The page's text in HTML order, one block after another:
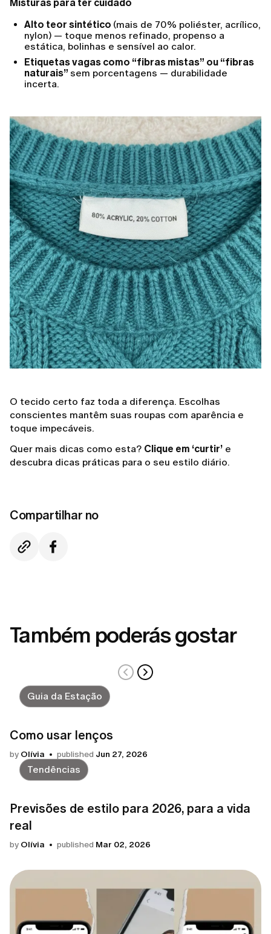
Misturas para ter cuidado
Alto teor sintético (mais de 70% poliéster, acrílico,
nylon) — toque menos refinado, propenso a
estática, bolinhas e sensível ao calor.
Etiquetas vagas como “fibras mistas” ou “fibras
naturais” sem porcentagens — durabilidade
incerta.
O tecido certo faz toda a diferença. Escolhas
conscientes mantêm suas roupas com aparência e
toque impecáveis.
Quer mais dicas como esta? Clique em ‘curtir’ e
descubra dicas práticas para o seu estilo diário.
Compartilhar no
Também poderás gostar
Guia da Estação
Como usar lenços
by Olívia published Jun 27, 2026
Tendências
Previsões de estilo para 2026, para a vida
real
by Olívia published Mar 02, 2026